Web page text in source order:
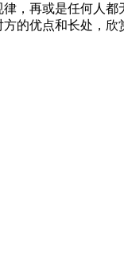
，再或是任何人
的优点和长处，